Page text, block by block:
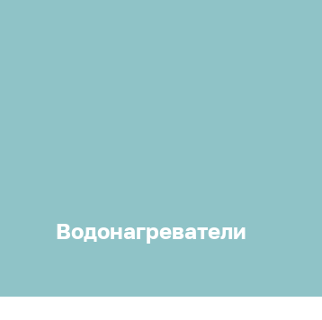
Водонагреватели